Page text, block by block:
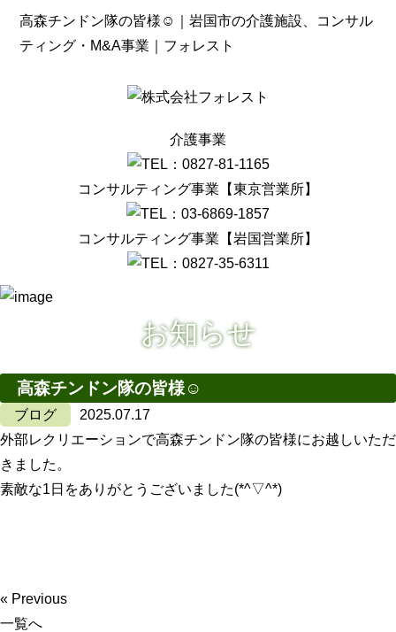
高森チンドン隊の皆様☺｜岩国市の介護施設、コンサル
ティング・M&A事業｜フォレスト
介護事業
コンサルティング事業【東京営業所】
コンサルティング事業【岩国営業所】
お知らせ
高森チンドン隊の皆様☺
ブログ
2025.07.17
外部レクリエーションで高森チンドン隊の皆様にお越しいただ
きました。
素敵な1日をありがとうございました(*^▽^*)
« Previous
一覧へ